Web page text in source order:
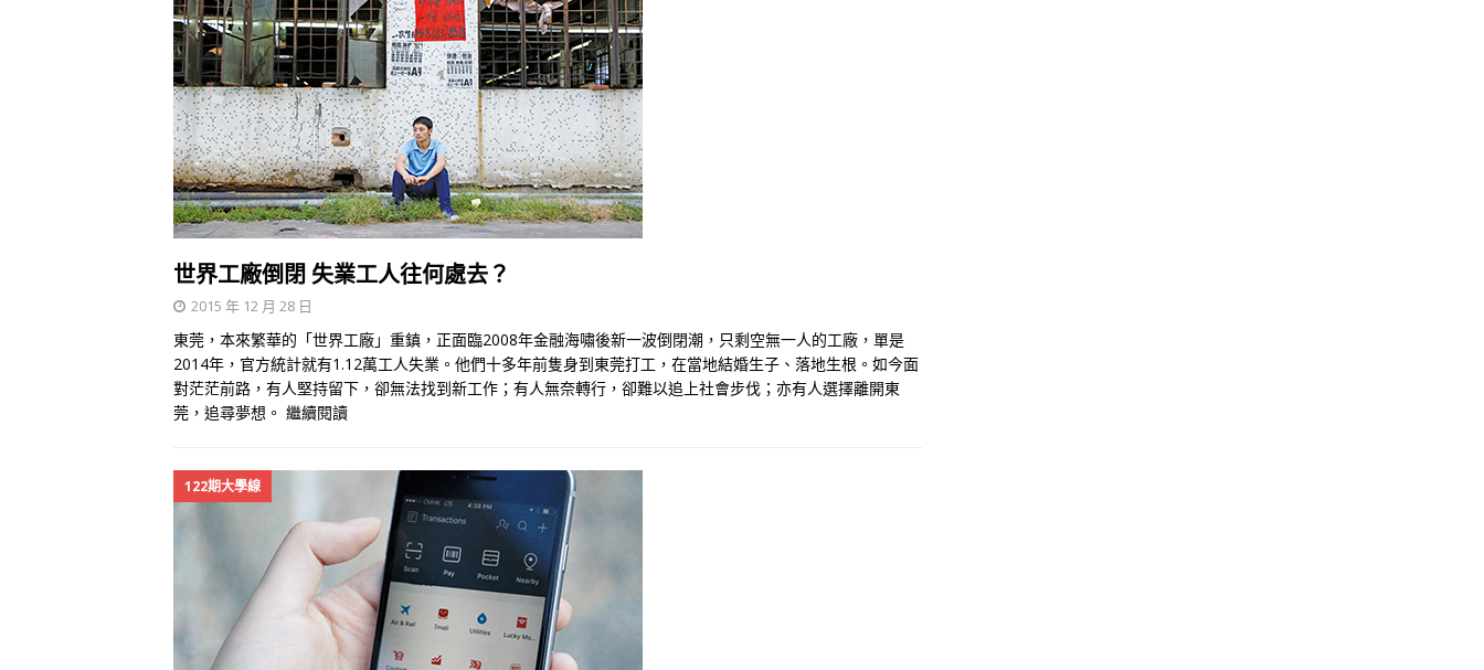
世界工廠倒閉 失業工人往何處去？
2015 年 12 月 28 日
東莞，本來繁華的「世界工廠」重鎮，正面臨2008年金融海嘯後新一波倒閉潮，只剩空無一人的工廠，單是
2014年，官方統計就有1.12萬工人失業。他們十多年前隻身到東莞打工，在當地結婚生子、落地生根。如今面
對茫茫前路，有人堅持留下，卻無法找到新工作；有人無奈轉行，卻難以追上社會步伐；亦有人選擇離開東
莞，追尋夢想。 繼續閱讀
122期大學線